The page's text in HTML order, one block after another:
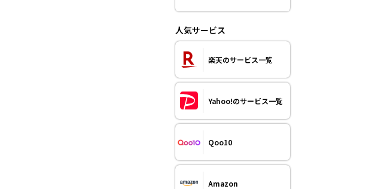
人気サービス
楽天のサービス一覧
Yahoo!のサービス一覧
Qoo10
Amazon